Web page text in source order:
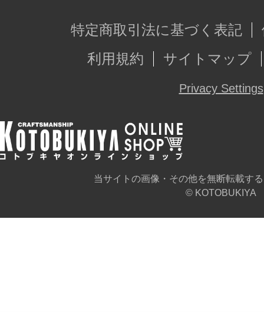
特定商取引法に基づく表記
利用規約
サイトマップ
Privacy Settings
当サイトの画像・その他を無断転載す
© KOTOBUKIYA